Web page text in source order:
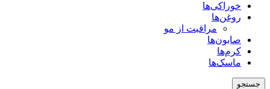
خوراکی‌ها
روغن‌ها
مراقبت از مو
صابون‌ها
کرم‌ها
ماسک‌ها
جستجو